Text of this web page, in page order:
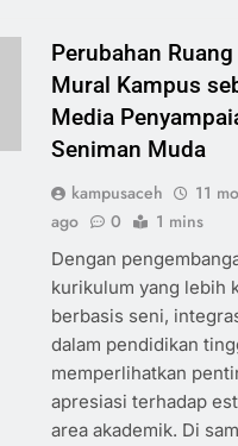
Perubahan
Mural Kampus
Media
Seniman Muda
kampusaceh
11
ago
0 1 mins
Dengan
kurikulum yang lebih
berbasis seni,
dalam pendidikan
memperlihatkan
apresiasi terhadap
area akademik. Di